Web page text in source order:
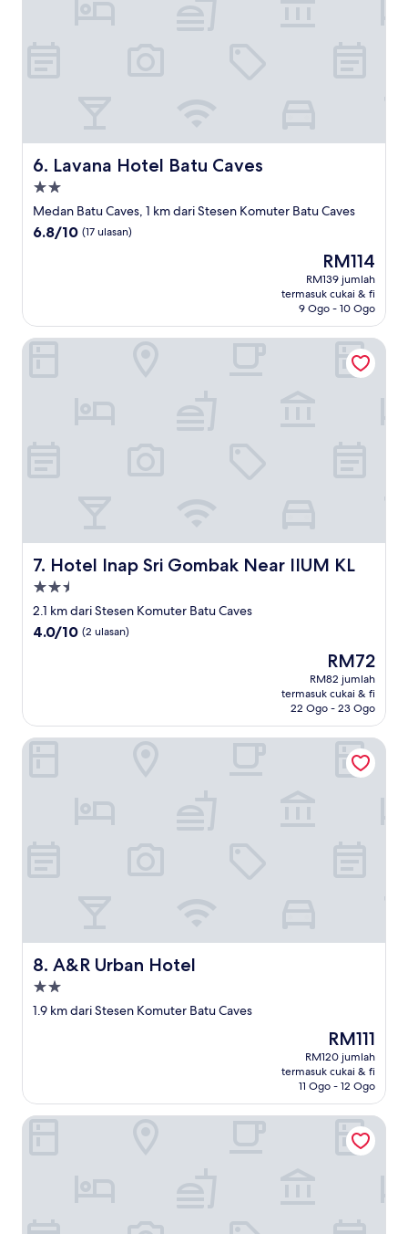
6. Lavana Hotel Batu Caves
Lavana Hotel Batu Caves
Hartanah
2.0
bintang
Medan Batu Caves, 1 km dari Stesen Komuter Batu Caves
6.8
6.8/10 (17 ulasan)
Harga
ialah
RM114
RM114
RM139 jumlah
termasuk cukai & fi
9 Ogo - 10 Ogo
7. Hotel Inap Sri Gombak Near IIUM KL
Hotel Inap Sri Gombak Near IIUM KL
Hartanah
2.5
bintang
2.1 km dari Stesen Komuter Batu Caves
4.0
4.0/10 (2 ulasan)
Harga
ialah
RM72
RM72
RM82 jumlah
termasuk cukai & fi
22 Ogo - 23 Ogo
Hotel Inap Sri Gombak Near IIUM KL
8. A&R Urban Hotel
A&R Urban Hotel
Hartanah
2.0
1.9 km dari Stesen Komuter Batu Caves
Harga
ialah
RM111
RM111
RM120 jumlah
termasuk cukai & fi
11 Ogo - 12 Ogo
A&R Urban Hotel
Fast Hotel Sri Gombak By Zuzu